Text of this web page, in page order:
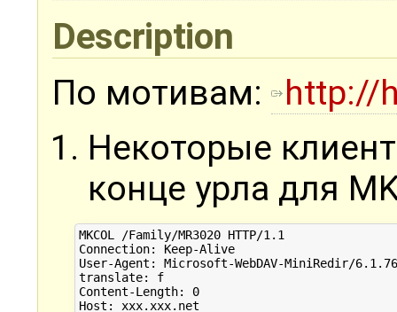
Description
По мотивам:
http://
Некоторые
конце урла для
MKCOL /Family/MR3020 HTTP/1.1
Connection: Keep-Alive
User-Agent: Microsoft-WebDAV-MiniRedir/
translate: f
Content-Length: 0